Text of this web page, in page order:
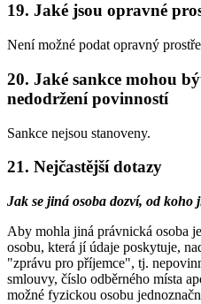
19. Jaké jsou opravné
Není možné podat opravný
20. Jaké sankce mohou
nedodržení povinností
Sankce nejsou stanoveny.
21. Nejčastější dotazy
Jak se jiná osoba dozví, od koho
Aby mohla jiná právnická osoba
osobu, která jí údaje poskytuje,
"zprávu pro příjemce", tj.
smlouvy, číslo odběrného místa
možné fyzickou osobu